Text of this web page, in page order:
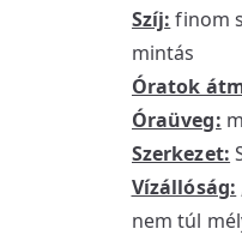
Szíj: finom
mintás
Óratok
Óraüveg:
Szerkezet:
Vízállóság:
nem túl